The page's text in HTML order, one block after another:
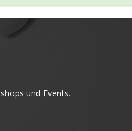
und Events.